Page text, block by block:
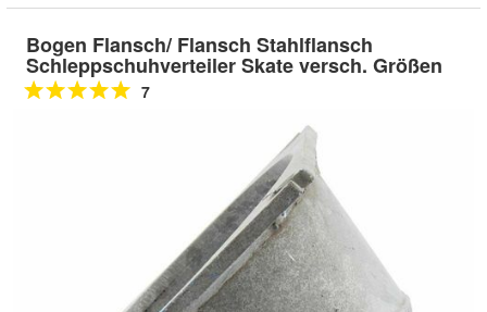
Bogen Flansch/ Flansch Stahlflansch
Schleppschuhverteiler Skate versch. Größen
7